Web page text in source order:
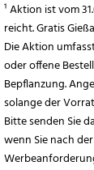
¹ Aktion ist vom
reicht. Gratis
Die Aktion
oder offene
Bepflanzung.
solange der
Bitte senden Sie
wenn Sie nach